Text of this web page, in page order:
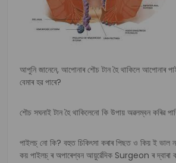
আপুনি জানেনে, আপোনাৰ শৌচ টান হৈ থাকিলে আপোনাৰ
বেমাৰ হৱ পাৰে?
শৌচ সঘনাই টান হৈ থাকিলেনো কি উপায় অৱলম্বন কৰিৱ
পাইলচ্ নো কি? বহুত চিকিৎসা কৰাৰ পিছত ও কিয় ই ভাল
কয় পাইলচ্ ৰ অপাৰেশ্বন আয়ুৰ্ৱেদিক Surgeon ৰ দ্বাৰা